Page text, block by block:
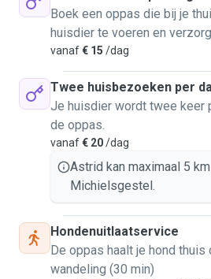
maken tussen 2 en 5 km en
wandeling. Heel af en toe komen
spelen. Ik heb niet veel fotos dat ik
Uw huisdier is bij mij in goede
Boek een oppas die bij je
huisdier te voeren en
vanaf€ 15 /dag
Twee huisbezoeken per
Je huisdier wordt twee keer
de oppas.
vanaf€ 20/dag
Astrid kan maximaal 5
Michielsgestel.
Hondenuitlaatservice
De oppas haalt je hond thuis
wandeling (30 min)